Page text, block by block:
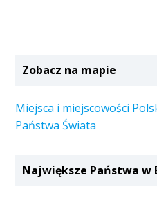
Zobacz na mapie
Miejsca i miejscowości
Państwa Świata
Największe Państwa w